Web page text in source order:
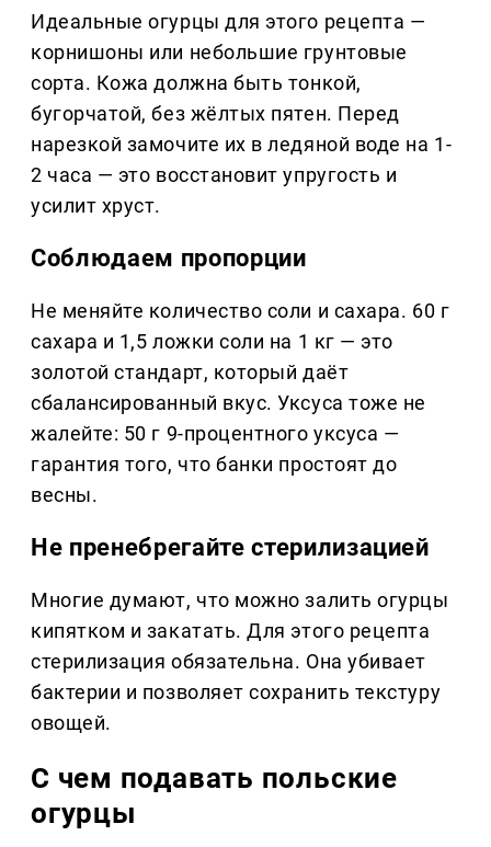
Идеальные огурцы для этого рецепта —
корнишоны или небольшие грунтовые
сорта. Кожа должна быть тонкой,
бугорчатой, без жёлтых пятен. Перед
нарезкой замочите их в ледяной воде на 1-
2 часа — это восстановит упругость и
усилит хруст.
Соблюдаем пропорции
Не меняйте количество соли и сахара. 60 г
сахара и 1,5 ложки соли на 1 кг — это
золотой стандарт, который даёт
сбалансированный вкус. Уксуса тоже не
жалейте: 50 г 9-процентного уксуса —
гарантия того, что банки простоят до
весны.
Не пренебрегайте стерилизацией
Многие думают, что можно залить огурцы
кипятком и закатать. Для этого рецепта
стерилизация обязательна. Она убивает
бактерии и позволяет сохранить текстуру
овощей.
С чем подавать польские
огурцы